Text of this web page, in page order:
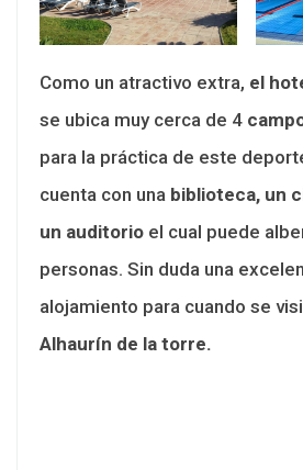
Como un atractivo extra, el
se ubica muy cerca de 4
para la práctica de este
cuenta con una biblioteca, un
un auditorio el cual puede
personas. Sin duda una
alojamiento para cuando se
Alhaurín de la torre.